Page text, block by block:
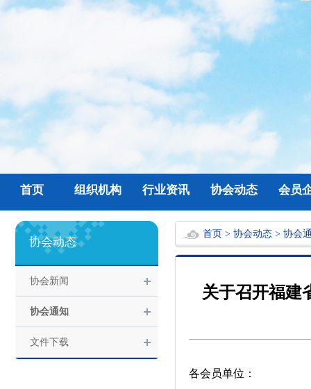
首页 组织机构 行业资讯 协会动态 会员
协会动态
协会新闻
协会通知
文件下载
首页 > 协会动态 > 协会
关于召开福建
各会员单位：